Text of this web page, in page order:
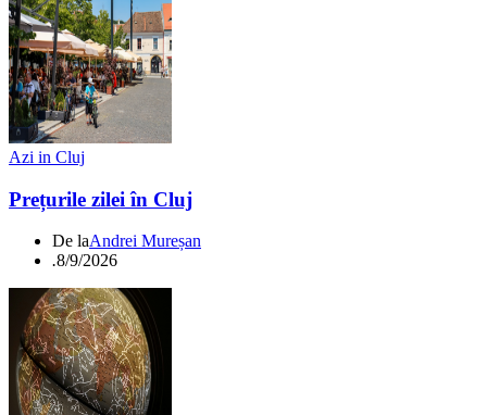
Azi in Cluj
Prețurile zilei în Cluj
De laAndrei Mureșan
.8/9/2026